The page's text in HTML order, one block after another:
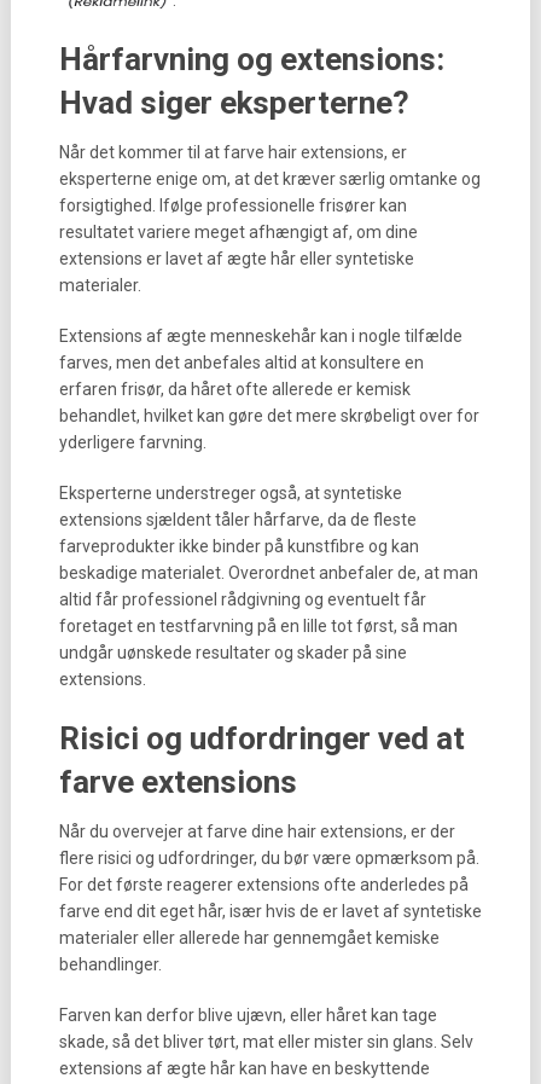
Hårfarvning og extensions:
Hvad siger eksperterne?
Når det kommer til at farve hair extensions, er
eksperterne enige om, at det kræver særlig omtanke og
forsigtighed. Ifølge professionelle frisører kan
resultatet variere meget afhængigt af, om dine
extensions er lavet af ægte hår eller syntetiske
materialer.
Extensions af ægte menneskehår kan i nogle tilfælde
farves, men det anbefales altid at konsultere en
erfaren frisør, da håret ofte allerede er kemisk
behandlet, hvilket kan gøre det mere skrøbeligt over for
yderligere farvning.
Eksperterne understreger også, at syntetiske
extensions sjældent tåler hårfarve, da de fleste
farveprodukter ikke binder på kunstfibre og kan
beskadige materialet. Overordnet anbefaler de, at man
altid får professionel rådgivning og eventuelt får
foretaget en testfarvning på en lille tot først, så man
undgår uønskede resultater og skader på sine
extensions.
Risici og udfordringer ved at
farve extensions
Når du overvejer at farve dine hair extensions, er der
flere risici og udfordringer, du bør være opmærksom på.
For det første reagerer extensions ofte anderledes på
farve end dit eget hår, især hvis de er lavet af syntetiske
materialer eller allerede har gennemgået kemiske
behandlinger.
Farven kan derfor blive ujævn, eller håret kan tage
skade, så det bliver tørt, mat eller mister sin glans. Selv
extensions af ægte hår kan have en beskyttende